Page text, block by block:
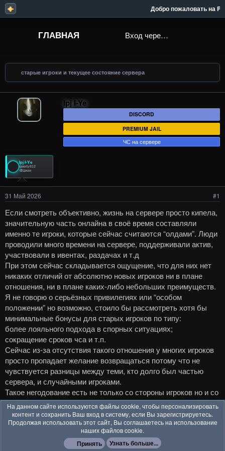
Добро пожаловать на
ГЛАВНАЯ Вход через Steam
старые игроки и текущее состояние сервера
Ipj I-Ye
DISCORD
PREMIUM JAIL
ЧС на сервере
Ipj I-Ye
qwerty812_
🎨Циан
31 Май 2026 #1
Если смотреть объективно, жизнь на сервере просто кипела,
значительную часть онлайна в своё время составляли
именно те игроки, которые сейчас считаются “олдами”. Люди
проводили много времени на сервере, поддерживали актив,
участвовали в ивентах, раздачах и т.д
При этом сейчас складывается ощущение, что для них нет
никаких отличий от абсолютно новых игроков ни в плане
отношения, ни в плане каких-либо небольших преимуществ.
Я не говорю о серьёзных привилегиях или “особом
положении” но возможно, стоило бы рассмотреть хотя бы
минимальные бонусы для старых игроков по типу:
более лояльного подхода в спорных ситуациях;
сокращение сроков чса и т.п.
Сейчас из-за отсутствия такого отношения у многих игроков
просто пропадает желание возвращаться потому что не
чувствуется разницы между теми, кто долго был частью
сервера, и случайными игроками.
Такое негодование есть не только со стороны игроков но и со
стороны администрации, у самих админов пропадает
желания поддерживать проект, цитата "Администратор
обязан поддерживать игру так, чтобы она удовлетворяла
большинство игроков относительно игрового процесса." Как
админ должен поддерживать сервер если большую часть
На данном сайте используются файлы cookie, чтобы персонализировать
контент и сохранить Ваш вход в систему, если Вы зарегистрируетесь.
Продолжая использовать этот сайт, Вы соглашаетесь на использование
наших файлов cookie.
Принять Узнать больше...